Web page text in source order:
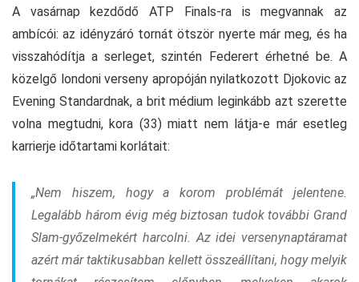
A vasárnap kezdődő ATP Finals-ra is megvannak az
ambícói: az idényzáró tornát ötször nyerte már meg, és ha
visszahódítja a serleget, szintén Federert érhetné be. A
közelgő londoni verseny apropóján nyilatkozott Djokovic az
Evening Standardnak, a brit médium leginkább azt szerette
volna megtudni, kora (33) miatt nem látja-e már esetleg
karrierje időtartami korlátait:
„Nem hiszem, hogy a korom problémát jelentene.
Legalább három évig még biztosan tudok további Grand
Slam-győzelmekért harcolni. Az idei versenynaptáramat
azért már taktikusabban kellett összeállítani, hogy melyik